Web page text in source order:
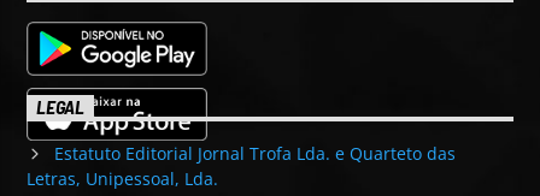
LEGAL
Estatuto Editorial Jornal Trofa Lda. e Quarteto das
Letras, Unipessoal, Lda.